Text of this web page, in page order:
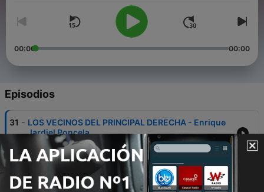
00:00 00:00
Episodios
31 - LOS VECINOS DEL PRINCIPAL DERECHA - Enrique
Jardiel Poncela
27 abr. 2025
SOLILOQUIOS DE BELÉN - Giovanni Papini
15 dic. 2023